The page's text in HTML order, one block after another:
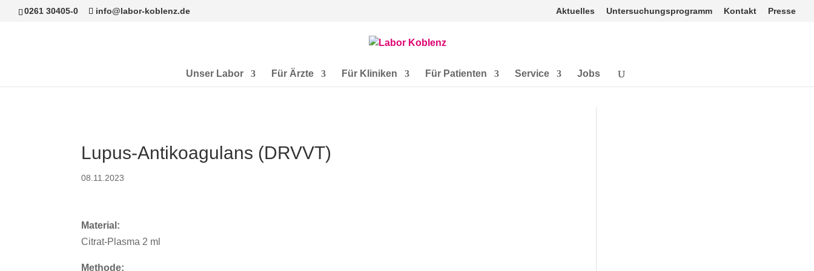
0261 30405-0 info@labor-koblenz.de Aktuelles Untersuchungsprogramm Kontakt Presse
Unser Labor Für Ärzte Für Kliniken Für Patienten Service Jobs
Lupus-Antikoagulans (DRVVT)
08.11.2023
Material:
Citrat-Plasma 2 ml
Methode: